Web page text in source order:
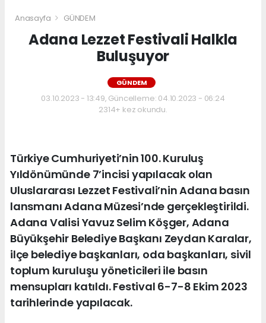
Anasayfa GÜNDEM
Adana Lezzet Festivali Halkla
Buluşuyor
GÜNDEM
03.10.2023 - 13:49, Güncelleme: 04.10.2023 - 06:24
2314+ kez okundu.
Türkiye Cumhuriyeti’nin 100. Kuruluş
Yıldönümünde 7’incisi yapılacak olan
Uluslararası Lezzet Festivali’nin Adana basın
lansmanı Adana Müzesi’nde gerçekleştirildi.
Adana Valisi Yavuz Selim Köşger, Adana
Büyükşehir Belediye Başkanı Zeydan Karalar,
ilçe belediye başkanları, oda başkanları, sivil
toplum kuruluşu yöneticileri ile basın
mensupları katıldı. Festival 6-7-8 Ekim 2023
tarihlerinde yapılacak.